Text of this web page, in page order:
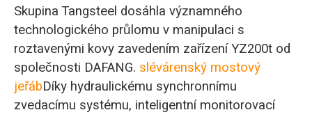
Skupina Tangsteel dosáhla významného
technologického průlomu v manipulaci s
roztavenými kovy zavedením zařízení YZ200t od
společnosti DAFANG. slévárenský mostový
jeřábDíky hydraulickému synchronnímu
zvedacímu systému, inteligentní monitorovací